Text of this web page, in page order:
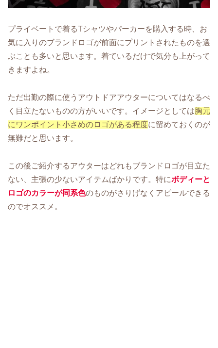
プライベートで着るTシャツやパーカーを購入する時、お
気に入りのブランドロゴが前面にプリントされたものを選
ぶことも多いと思います。着ているだけで気分も上がって
きますよね。
ただ出勤の際に使うアウトドアアウターについてはなるべ
く目立たないものの方がいいです。イメージとしては胸元
にワンポイント小さめのロゴがある程度に留めておくのが
無難だと思います。
この後ご紹介するアウターはどれもブランドロゴが目立た
ない、主張の少ないアイテムばかりです。特にボディーと
ロゴのカラーが同系色のものがさりげなくアピールできる
のでオススメ。